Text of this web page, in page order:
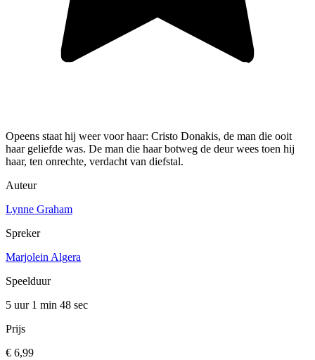
Opeens staat hij weer voor haar: Cristo Donakis, de man die ooit
haar geliefde was. De man die haar botweg de deur wees toen hij
haar, ten onrechte, verdacht van diefstal.
Auteur
Lynne Graham
Spreker
Marjolein Algera
Speelduur
5 uur 1 min 48 sec
Prijs
€ 6,99